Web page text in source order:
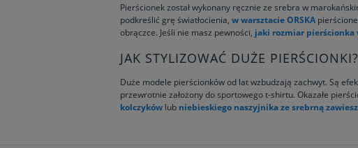
Pierścionek został wykonany ręcznie ze srebra w
podkreślić grę światłocienia, w warsztacie ORSKA
obrączce. Jeśli nie masz pewności, jaki rozmiar pierścionka
JAK STYLIZOWAĆ DUŻE PIERŚCIONKI?
Duże modele pierścionków od lat wzbudzają zachwyt. Są
przewrotnie założony do sportowego t-shirtu. Okazałe
kolczyków lub niebieskiego naszyjnika ze srebrną